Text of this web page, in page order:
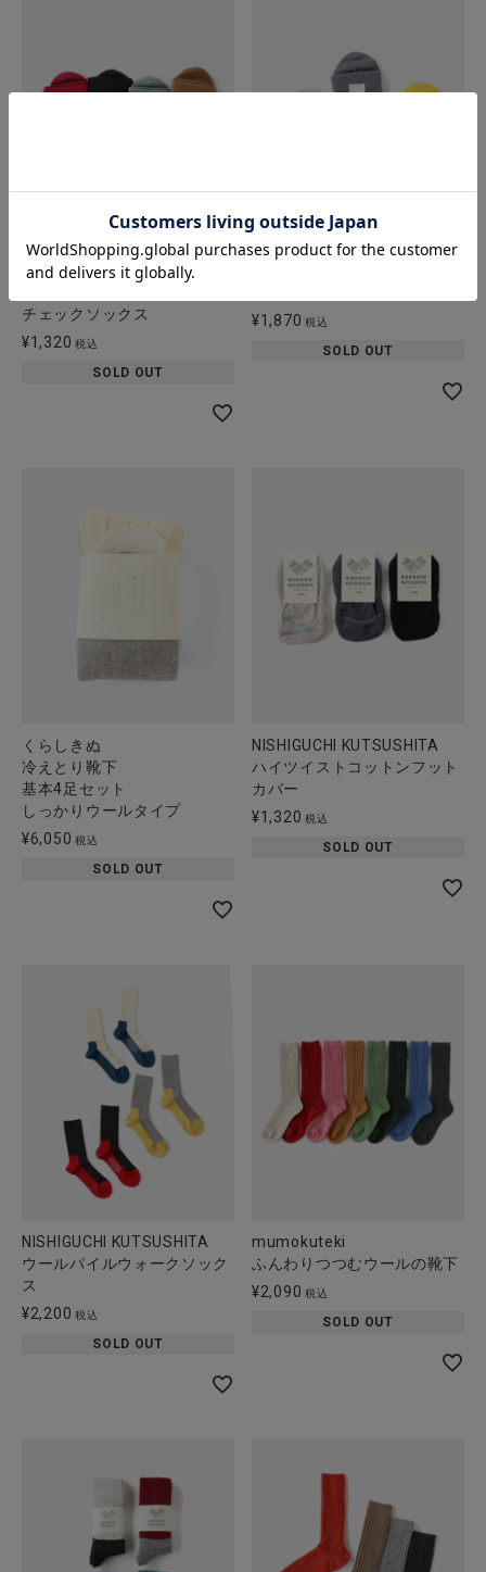
Homie
チェックソックス
¥1,320 税込
SOLD OUT
¥1,870 税込
SOLD OUT
くらしきぬ
冷えとり靴下
基本4足セット
しっかりウールタイプ
¥6,050 税込
SOLD OUT
NISHIGUCHI KUTSUSHITA
ハイツイストコットンフット
カバー
¥1,320 税込
SOLD OUT
NISHIGUCHI KUTSUSHITA
ウールパイルウォークソック
ス
¥2,200 税込
SOLD OUT
mumokuteki
ふんわりつつむウールの靴下
¥2,090 税込
SOLD OUT